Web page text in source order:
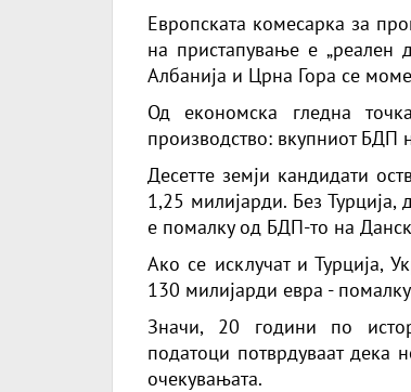
Европската комесарка за
на пристапување е „реален
Албанија и Црна Гора се
Од економска гледна
производство: вкупниот БДП
Десетте земји кандидати
1,25 милијарди. Без Турција,
е помалку од БДП-то на
Ако се исклучат и Турција,
130 милијарди евра -
Значи, 20 години по
податоци потврдуваат дека
очекувањата.